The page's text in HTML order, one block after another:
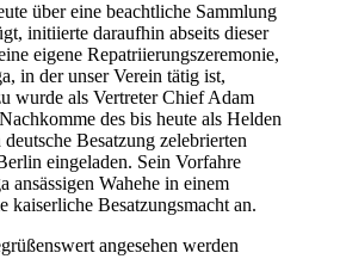
über eine beachtliche Sammlung
initiierte daraufhin abseits dieser
eigene Repatriierungszeremonie,
in der unser Verein tätig ist,
wurde als Vertreter Chief Adam
des bis heute als Helden
Besatzung zelebrierten
eingeladen. Sein Vorfahre
ansässigen Wahehe in einem
kaiserliche Besatzungsmacht an.
angesehen werden